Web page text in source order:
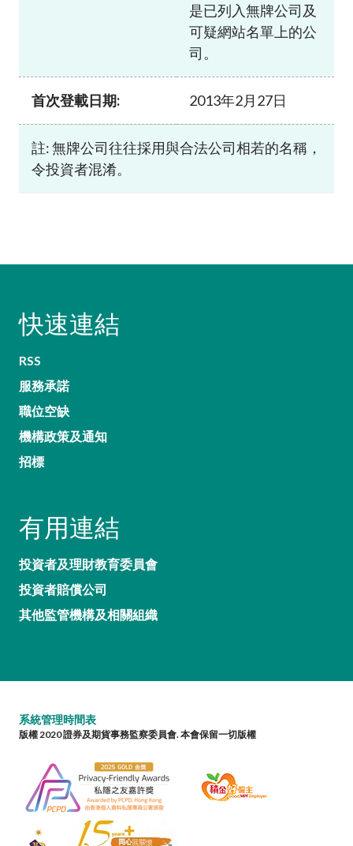
是已列入無牌公司及
可疑網站名單上的公
司。
首次登載日期: 2013年2月27日
註: 無牌公司往往採用與合法公司相若的名稱，
令投資者混淆。
快速連結
RSS
服務承諾
職位空缺
機構政策及通知
招標
有用連結
投資者及理財教育委員會
投資者賠償公司
其他監管機構及相關組織
系統管理時間表
版權 2020 證券及期貨事務監察委員會. 本會保留一切版權